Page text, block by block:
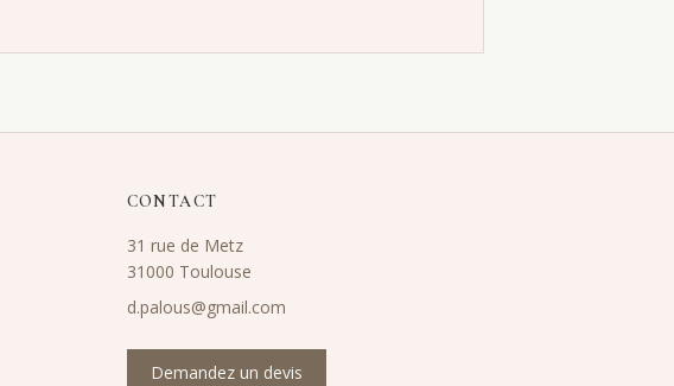
CONTACT
31 rue de Metz
31000 Toulouse
d.palous@gmail.com
Demandez un devis